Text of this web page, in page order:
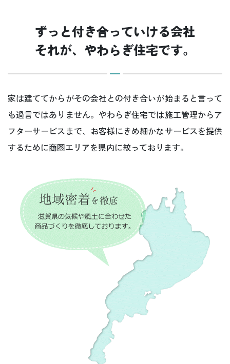
ずっと付き合っていける会社
それが、やわらぎ住宅です。
家は建ててからがその会社との付き合いが始まると言って
も過言ではありません。 やわらぎ住宅では施工管理からア
フターサービスまで、 お客様にきめ細かなサービスを提供
するために商圏エリアを県内に絞っております。